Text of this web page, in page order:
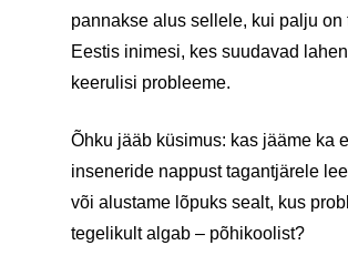
pannakse alus sellele, kui palju on
Eestis inimesi, kes suudavad
keerulisi probleeme.
Õhku jääb küsimus: kas jääme ka
inseneride nappust tagantjärele
või alustame lõpuks sealt, kus
tegelikult algab – põhikoolist?